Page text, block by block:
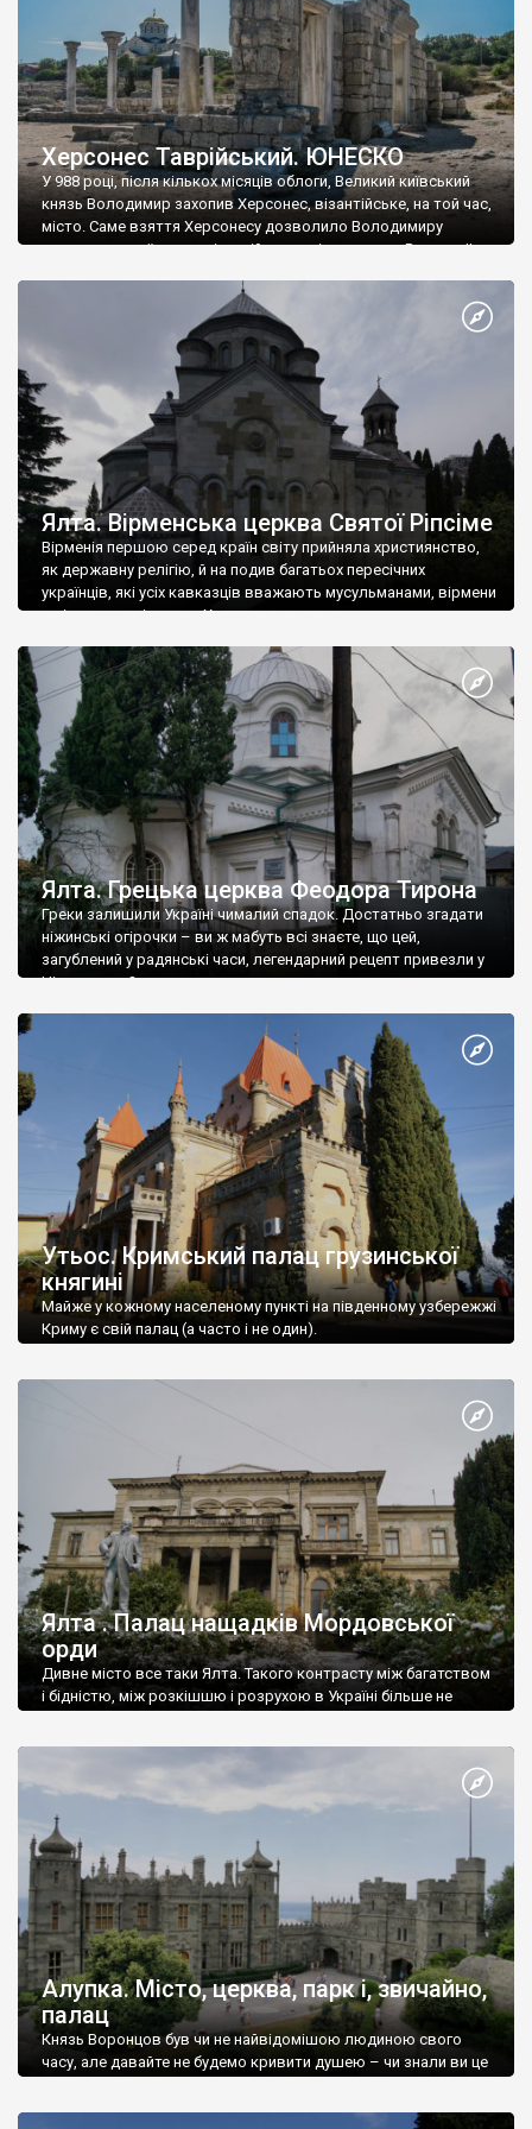
Херсонес Таврійський. ЮНЕСКО
У 988 році, після кількох місяців облоги, Великий київський
князь Володимир захопив Херсонес, візантійське, на той час,
місто. Саме взяття Херсонесу дозволило Володимиру
диктувати свої умови візантійському імператору Василю ІІ, та
Херсонесі Володимир-язичник, став Василем-християнином.
А потім було Хрещення Русі. На честь Херсонесу Таврійського
Ялта. Вірменська церква Святої Ріпсіме
Вірменія першою серед країн світу прийняла християнство,
як державну релігію, й на подив багатьох пересічних
українців, які усіх кавказців вважають мусульманами, вірмени
є відданими вірянами Христа
Ялта. Грецька церква Феодора Тирона
Греки залишили Україні чималий спадок. Достатньо згадати
ніжинські огірочки – ви ж мабуть всі знаєте, що цей,
загублений у радянські часи, легендарний рецепт привезли у
Ніжин греки?
Утьос. Кримський палац грузинської
княгині
Майже у кожному населеному пункті на південному узбережжі
Криму є свій палац (а часто і не один).
Ялта . Палац нащадків Мордовської
орди
Дивне місто все таки Ялта. Такого контрасту між багатством
і бідністю, між розкішшю і розрухою в Україні більше не
Алупка. Місто, церква, парк і, звичайно,
палац
Князь Воронцов був чи не найвідомішою людиною свого
часу, але давайте не будемо кривити душею – чи знали ви це